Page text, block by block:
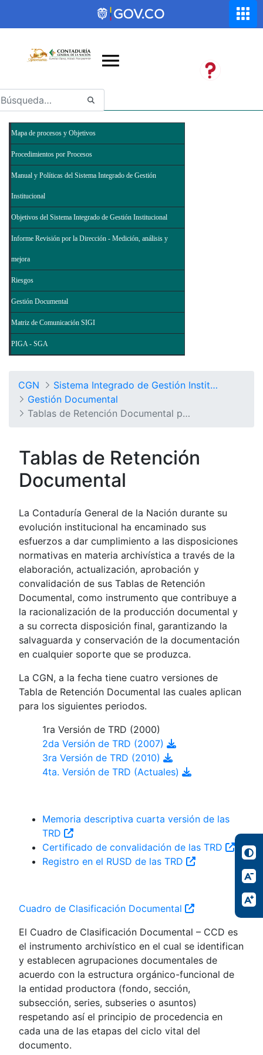
Saltar al contenido principal
Abrir menú de accesibilidad
Mapa de procesos y Objetivos
Procedimientos por Procesos
Manual y Políticas del Sistema Integrado de Gestión
Institucional
Objetivos del Sistema Integrado de Gestión Institucional
Informe Revisión por la Dirección - Medición, análisis y
mejora
Riesgos
Gestión Documental
Matriz de Comunicación SIGI
PIGA - SGA
CGN
Sistema Integrado de Gestión Institucional
Gestión Documental
Tablas de Retención Documental por Procesos
Tablas de Retención
Documental
La Contaduría General de la Nación durante su
evolución institucional ha encaminado sus
esfuerzos a dar cumplimiento a las disposiciones
normativas en materia archivística a través de la
elaboración, actualización, aprobación y
convalidación de sus Tablas de Retención
Documental, como instrumento que contribuye a
la racionalización de la producción documental y
a su correcta disposición final, garantizando la
salvaguarda y conservación de la documentación
en cualquier soporte que se produzca.
La CGN, a la fecha tiene cuatro versiones de
Tabla de Retención Documental las cuales aplican
para los siguientes periodos.
1ra Versión de TRD (2000)
2da Versión de TRD (2007)
3ra Versión de TRD (2010)
4ta. Versión de TRD (Actuales)
Memoria descriptiva cuarta versión de las
TRD
Certificado de convalidación de las TRD
Registro en el RUSD de las TRD
Cuadro de Clasificación Documental
El Cuadro de Clasificación Documental – CCD es
el instrumento archivístico en el cual se identifican
y establecen agrupaciones documentales de
acuerdo con la estructura orgánico-funcional de
la entidad productora (fondo, sección,
subsección, series, subseries o asuntos)
respetando así el principio de procedencia en
cada una de las etapas del ciclo vital del
documento.